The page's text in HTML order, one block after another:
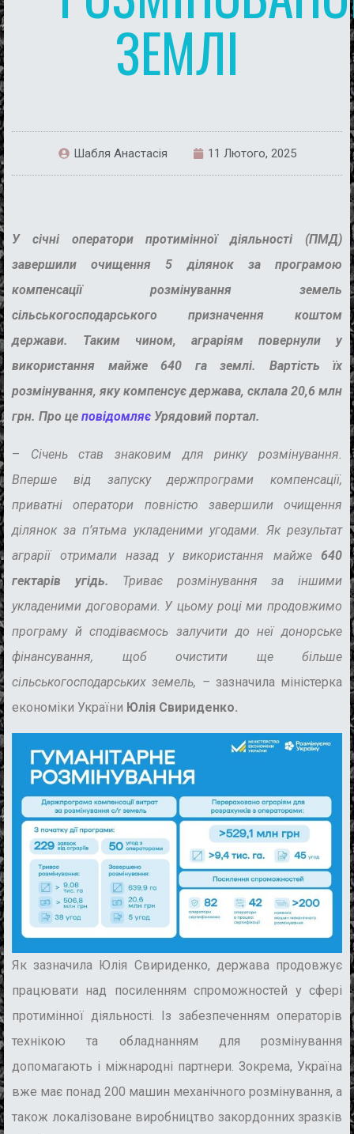
ЗЕМЛІ
Шабля Анастасія 11 Лютого, 2025
У січні оператори протимінної діяльності (ПМД)
завершили очищення 5 ділянок за програмою
компенсації розмінування земель
сільськогосподарського призначення коштом
держави. Таким чином, аграріям повернули у
використання майже 640 га землі. Вартість їх
розмінування, яку компенсує держава, склала 20,6 млн
грн. Про це повідомляє Урядовий портал.
– Січень став знаковим для ринку розмінування.
Вперше від запуску держпрограми компенсації,
приватні оператори повністю завершили очищення
ділянок за п’ятьма укладеними угодами. Як результат
аграрії отримали назад у використання майже640
гектарів угідь. Триває розмінування за іншими
укладеними договорами. У цьому році ми продовжимо
програму й сподіваємось залучити до неї донорське
фінансування, щоб очистити ще більше
сільськогосподарських земель, – зазначила міністерка
економіки України Юлія Свириденко.
Як зазначила Юлія Свириденко, держава продовжує
працювати над посиленням спроможностей у сфері
протимінної діяльності. Із забезпеченням операторів
технікою та обладнанням для розмінування
допомагають і міжнародні партнери. Зокрема, Україна
вже має понад 200 машин механічного розмінування, а
також локалізоване виробництво закордонних зразків